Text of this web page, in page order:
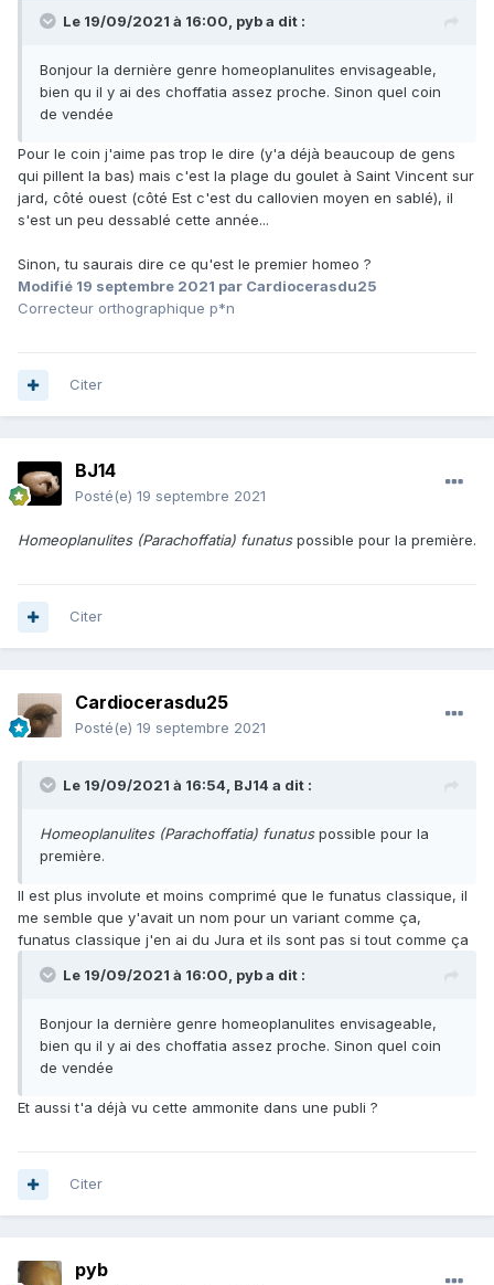
Le 19/09/2021 à 16:00, pyba dit :
Bonjour la dernière genre homeoplanulites envisageable,
bien qu il y ai des choffatia assez proche. Sinon quel coin
de vendée
Pour le coin j'aime pas trop le dire (y'a déjà beaucoup de gens
qui pillent la bas) mais c'est la plage du goulet à Saint Vincent sur
jard, côté ouest (côté Est c'est du callovien moyen en sablé), il
s'est un peu dessablé cette année...
Sinon, tu saurais dire ce qu'est le premier homeo ?
Modifié 19 septembre 2021 par Cardiocerasdu25
Correcteur orthographique p*n
Citer
BJ14
Posté(e) 19 septembre 2021
Homeoplanulites (Parachoffatia) funatuspossible pour la première.
Citer
Cardiocerasdu25
Posté(e) 19 septembre 2021
Le 19/09/2021 à 16:54, BJ14 a dit :
Homeoplanulites (Parachoffatia) funatuspossible pour la
première.
Il est plus involute et moins comprimé que le funatus classique, il
me semble que y'avait un nom pour un variant comme ça,
funatus classique j'en ai du Jura et ils sont pas si tout comme ça
Le 19/09/2021 à 16:00, pyba dit :
Bonjour la dernière genre homeoplanulites envisageable,
bien qu il y ai des choffatia assez proche. Sinon quel coin
de vendée
Et aussi t'a déjà vu cette ammonite dans une publi ?
Citer
pyb